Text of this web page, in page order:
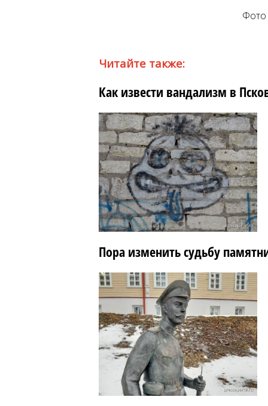
Фото
Читайте также:
Как извести вандализм в
Пора изменить судьбу